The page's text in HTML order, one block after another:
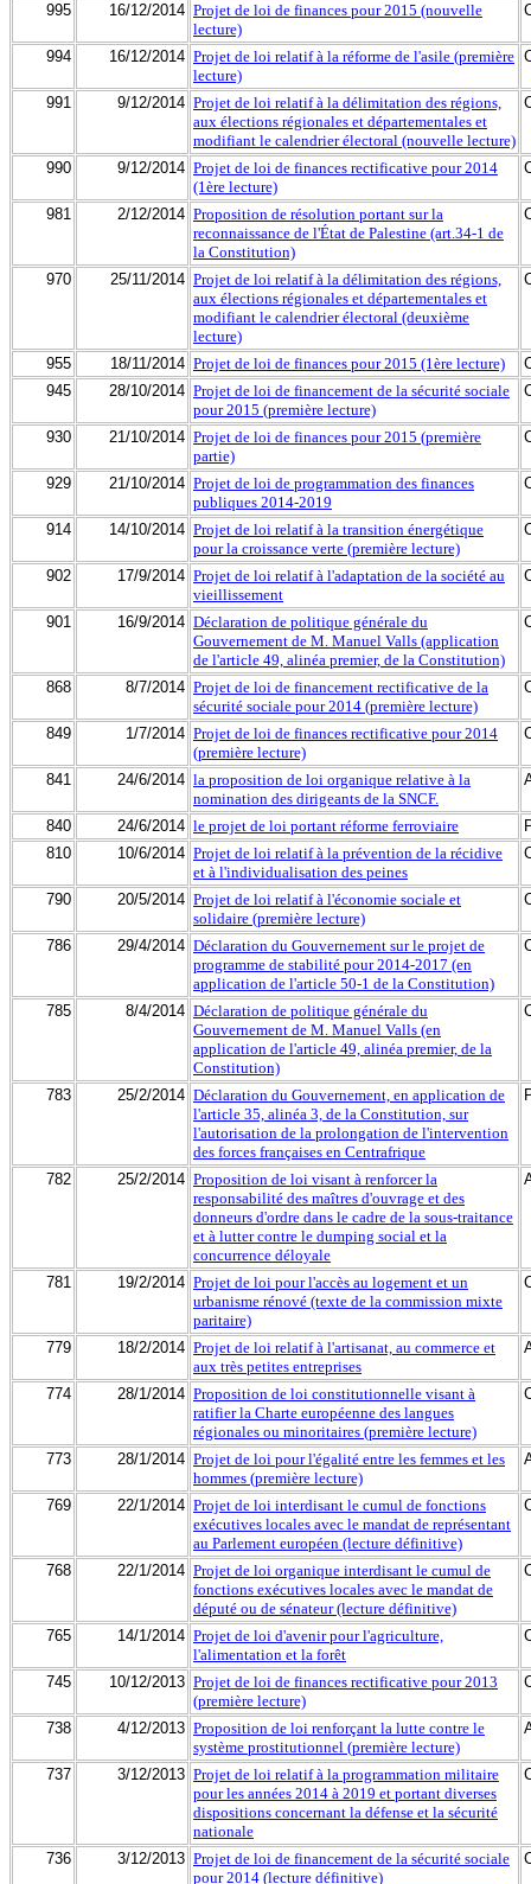
995 16/12/2014 Projet de loi de finances pour 2015 (nouvelle
lecture)
994 16/12/2014 Projet de loi relatif à la réforme de l'asile (première
lecture)
991 9/12/2014 Projet de loi relatif à la délimitation des régions,
aux élections régionales et départementales et
modifiant le calendrier électoral (nouvelle lecture)
990 9/12/2014 Projet de loi de finances rectificative pour 2014
(1ère lecture)
981 2/12/2014 Proposition de résolution portant sur la
reconnaissance de l'État de Palestine (art.34-1 de
la Constitution)
970 25/11/2014 Projet de loi relatif à la délimitation des régions,
aux élections régionales et départementales et
modifiant le calendrier électoral (deuxième
lecture)
955 18/11/2014 Projet de loi de finances pour 2015 (1ère lecture)
945
28/10/2014 Projet de loi de financement de la sécurité sociale
pour 2015 (première lecture)
930 21/10/2014 Projet de loi de finances pour 2015 (première
partie)
929 21/10/2014 Projet de loi de programmation des finances
publiques 2014-2019
914 14/10/2014 Projet de loi relatif à la transition énergétique
pour la croissance verte (première lecture)
902 17/9/2014 Projet de loi relatif à l'adaptation de la société au
vieillissement
901 16/9/2014 Déclaration de politique générale du
Gouvernement de M. Manuel Valls (application
de l'article 49, alinéa premier, de la Constitution)
868 8/7/2014 Projet de loi de financement rectificative de la
sécurité sociale pour 2014 (première lecture)
849 1/7/2014 Projet de loi de finances rectificative pour 2014
(première lecture)
841 24/6/2014 la proposition de loi organique relative à la
nomination des dirigeants de la SNCF.
840 24/6/2014 le projet de loi portant réforme ferroviaire
810
10/6/2014 Projet de loi relatif à la prévention de la récidive
et à l'individualisation des peines
790 20/5/2014 Projet de loi relatif à l'économie sociale et
solidaire (première lecture)
786 29/4/2014 Déclaration du Gouvernement sur le projet de
programme de stabilité pour 2014-2017 (en
application de l'article 50-1 de la Constitution)
785 8/4/2014 Déclaration de politique générale du
Gouvernement de M. Manuel Valls (en
application de l'article 49, alinéa premier, de la
Constitution)
783 25/2/2014 Déclaration du Gouvernement, en application de
l'article 35, alinéa 3, de la Constitution, sur
l'autorisation de la prolongation de l'intervention
des forces françaises en Centrafrique
782 25/2/2014 Proposition de loi visant à renforcer la
responsabilité des maîtres d'ouvrage et des
donneurs d'ordre dans le cadre de la sous-traitance
et à lutter contre le dumping social et la
concurrence déloyale
781 19/2/2014 Projet de loi pour l'accès au logement et un
urbanisme rénové (texte de la commission mixte
paritaire)
779 18/2/2014 Projet de loi relatif à l'artisanat, au commerce et
aux très petites entreprises
774 28/1/2014 Proposition de loi constitutionnelle visant à
ratifier la Charte européenne des langues
régionales ou minoritaires (première lecture)
773 28/1/2014 Projet de loi pour l'égalité entre les femmes et les
hommes (première lecture)
769 22/1/2014 Projet de loi interdisant le cumul de fonctions
exécutives locales avec le mandat de représentant
au Parlement européen (lecture définitive)
768 22/1/2014 Projet de loi organique interdisant le cumul de
fonctions exécutives locales avec le mandat de
député ou de sénateur (lecture définitive)
765 14/1/2014 Projet de loi d'avenir pour l'agriculture,
l'alimentation et la forêt
745 10/12/2013 Projet de loi de finances rectificative pour 2013
(première lecture)
738 4/12/2013 Proposition de loi renforçant la lutte contre le
système prostitutionnel (première lecture)
737 3/12/2013 Projet de loi relatif à la programmation militaire
pour les années 2014 à 2019 et portant diverses
dispositions concernant la défense et la sécurité
nationale
736 3/12/2013 Projet de loi de financement de la sécurité sociale
pour 2014 (lecture définitive)